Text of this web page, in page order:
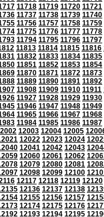
11718 11719 11720 11721
11737 11738 11739 11740
11756 11757 11758 11759
11775 11776 11777 11778
11794 11795 11796 11797
11813 11814 11815 11816
11832 11833 11834 11835
11851 11852 11853 11854
11870 11871 11872 11873
11889 11890 11891 11892
11908 11909 11910 11911
11927 11928 11929 11930
11946 11947 11948 11949
11965 11966 11967 11968
11984 11985 11986 11987
12003 12004 12005
12022 12023 12024
12041 12042 12043
12060 12061 12062
12079 12080 12081
12098 12099 12100
12117 12118 12119 12120
12136 12137 12138
12155 12156 12157
12174 12175 12176
12193 12194 12195